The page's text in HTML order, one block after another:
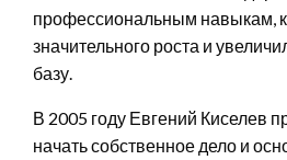
профессиональным навыкам,
значительного роста и
базу.
В 2005 году Евгений Киселев
начать собственное дело и